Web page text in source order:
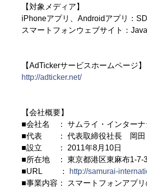
【対象メディア】
iPhoneアプリ、Androidアプリ：
スマートフォンウェブサイト：
【AdTickerサービスホームページ】
http://adticker.net/
【会社概要】
■会社名 ： サムライ・インターナ
■代表 ： 代表取締役社長 岡田
■設立 ： 2011年8月10日
■所在地 ： 東京都港区東麻布1-7-
■URL ：
http://samurai-
■事業内容： スマートフォンアプ